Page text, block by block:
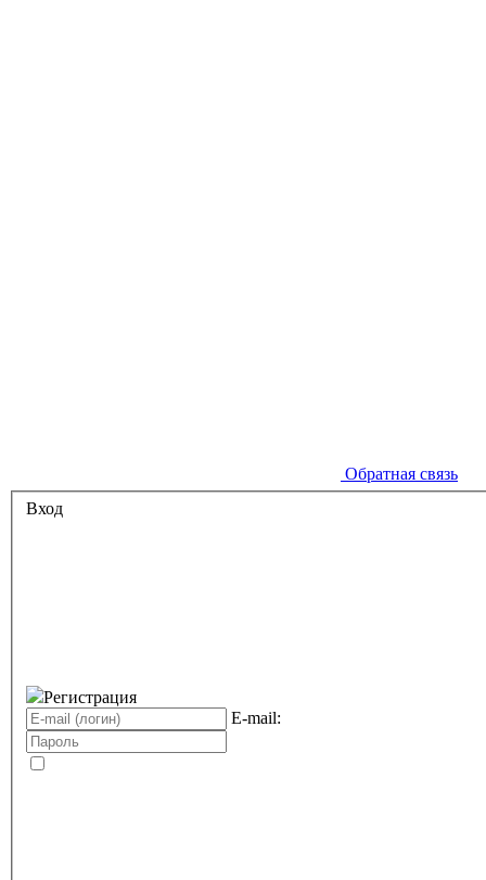
Обратная связь
Вход
Регистрация
E-mail: